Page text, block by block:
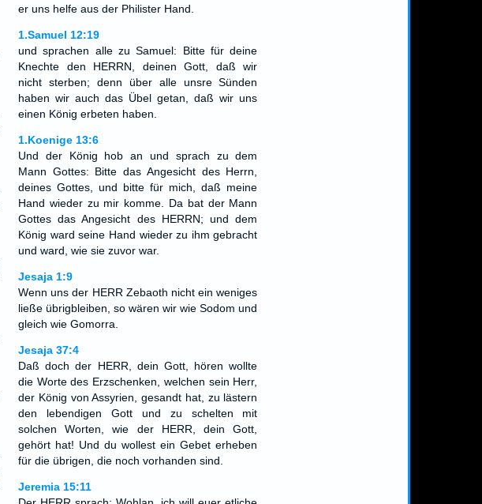
er uns helfe aus der Philister Hand.
1.Samuel 12:19
und sprachen alle zu Samuel: Bitte für deine
Knechte den HERRN, deinen Gott, daß wir
nicht sterben; denn über alle unsre Sünden
haben wir auch das Übel getan, daß wir uns
einen König erbeten haben.
1.Koenige 13:6
Und der König hob an und sprach zu dem
Mann Gottes: Bitte das Angesicht des Herrn,
deines Gottes, und bitte für mich, daß meine
Hand wieder zu mir komme. Da bat der Mann
Gottes das Angesicht des HERRN; und dem
König ward seine Hand wieder zu ihm gebracht
und ward, wie sie zuvor war.
Jesaja 1:9
Wenn uns der HERR Zebaoth nicht ein weniges
ließe übrigbleiben, so wären wir wie Sodom und
gleich wie Gomorra.
Jesaja 37:4
Daß doch der HERR, dein Gott, hören wollte
die Worte des Erzschenken, welchen sein Herr,
der König von Assyrien, gesandt hat, zu lästern
den lebendigen Gott und zu schelten mit
solchen Worten, wie der HERR, dein Gott,
gehört hat! Und du wollest ein Gebet erheben
für die übrigen, die noch vorhanden sind.
Jeremia 15:11